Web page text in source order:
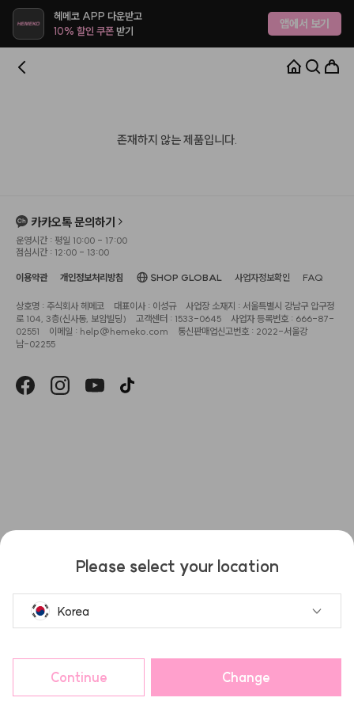
헤메코 APP 다운받고
10% 할인 쿠폰받기 앱에서 보기
존재하지 않는 제품입니다.
카카오톡 문의하기
운영시간 : 평일 10:00 - 17:00
점심시간 : 12:00 - 13:00
이용약관 개인정보처리방침 SHOP GLOBAL 사업자정보확인 FAQ
상호명 : 주식회사 헤메코 대표이사 : 이성규
사업장 소재지 : 서울특별시 강남구 압구정
로 104, 3층(신사동, 보암빌딩)
고객센터 : 1533-0645
사업자 등록번호 : 666-87-
02551
이메일 : help@hemeko.com
통신판매업신고번호 : 2022-서울강
남-02255
Please select your location
Korea
Continue Change